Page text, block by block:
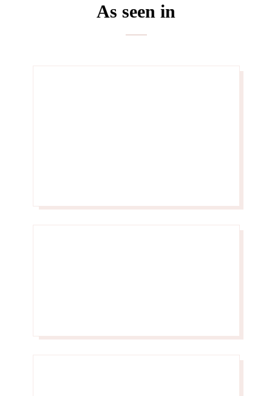
As seen in